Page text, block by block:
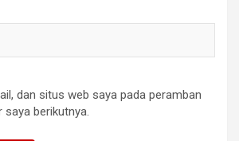
dan situs web saya pada peramban
berikutnya.